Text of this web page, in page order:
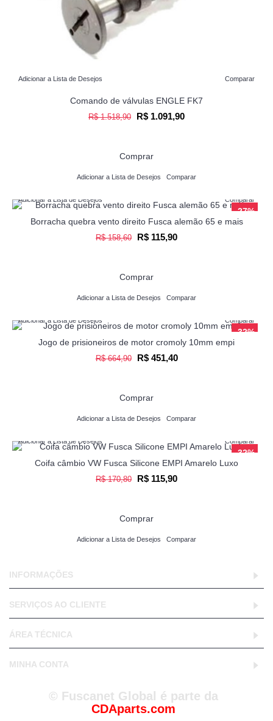
Adicionar a Lista de Desejos Comparar
Comando de válvulas ENGLE FK7
R$ 1.518,90 R$ 1.091,90
Comprar
Adicionar a Lista de Desejos Comparar
-27%
Adicionar a Lista de Desejos Comparar
Borracha quebra vento direito Fusca alemão 65 e mais
R$ 158,60 R$ 115,90
Comprar
Adicionar a Lista de Desejos Comparar
-32%
Adicionar a Lista de Desejos Comparar
Jogo de prisioneiros de motor cromoly 10mm empi
R$ 664,90 R$ 451,40
Comprar
Adicionar a Lista de Desejos Comparar
-32%
Adicionar a Lista de Desejos Comparar
Coifa câmbio VW Fusca Silicone EMPI Amarelo Luxo
R$ 170,80 R$ 115,90
Comprar
Adicionar a Lista de Desejos Comparar
INFORMAÇÕES
SERVIÇOS AO CLIENTE
ÁREA TÉCNICA
MINHA CONTA
© Fuscanet Global é parte da
CDAparts.com